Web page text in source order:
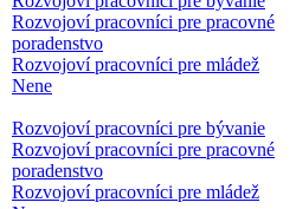
Rozvojoví pracovníci pre pracovné
poradenstvo
Rozvojoví pracovníci pre mládež
Nene
Rozvojoví pracovníci pre bývanie
Rozvojoví pracovníci pre pracovné
poradenstvo
Rozvojoví pracovníci pre mládež